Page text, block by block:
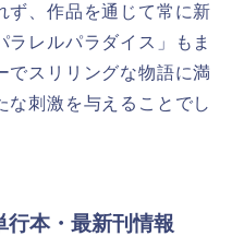
ず、作品を通じて常に新
ラレルパラダイス」もま
でスリリングな物語に満
な刺激を与えることでし
行本・最新刊情報